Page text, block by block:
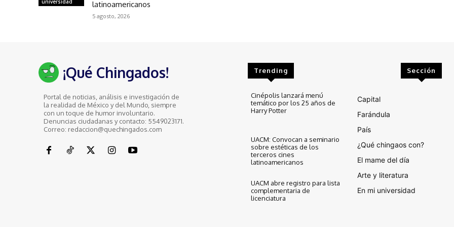
universidad
latinoamericanos
5 agosto, 2026
¡Qué Chingados!
Portal de noticias, análisis e investigación de
la realidad de México y del Mundo, siempre
con un toque de humor involuntario.
Denuncias ciudadanas y contacto: 5549023171.
Correo: redaccion@quechingados.com
Trending
Cinépolis lanzará menú
temático por los 25 años de
Harry Potter
UACM: Convocan a seminario
sobre estéticas de los
terceros cines
latinoamericanos
UACM abre registro para lista
complementaria de
licenciatura
Sección
Capital
Farándula
País
¿Qué chingaos con?
El mame del día
Arte y literatura
En mi universidad